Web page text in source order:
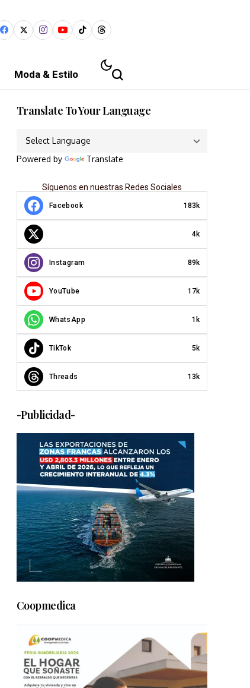
Moda & Estilo
Translate To Your Language
Powered by Translate
Síguenos en nuestras Redes Sociales
Facebook 183k
4k
Instagram 89k
YouTube 17k
WhatsApp 1k
TikTok 5k
Threads 13k
-Publicidad-
Coopmedica